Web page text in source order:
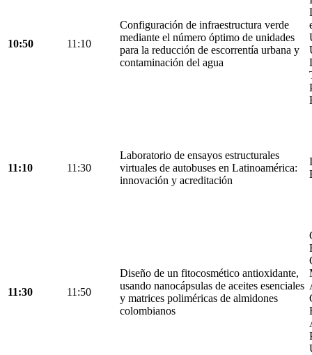
10:50 11:10
Configuración de infraestructura verde
mediante el número óptimo de unidades
para la reducción de escorrentía urbana y
contaminación del agua
11:10 11:30
Laboratorio de ensayos estructurales
virtuales de autobuses en Latinoamérica:
innovación y acreditación
11:30 11:50
Diseño de un fitocosmético antioxidante,
usando nanocápsulas de aceites esenciales
y matrices poliméricas de almidones
colombianos